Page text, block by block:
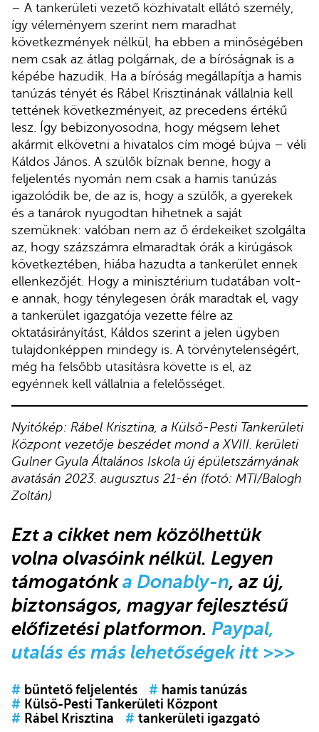
– A tankerületi vezető közhivatalt ellátó személy,
így véleményem szerint nem maradhat
következmények nélkül, ha ebben a minőségében
nem csak az átlag polgárnak, de a bíróságnak is a
képébe hazudik. Ha a bíróság megállapítja a hamis
tanúzás tényét és Rábel Krisztinának vállalnia kell
tettének következményeit, az precedens értékű
lesz. Így bebizonyosodna, hogy mégsem lehet
akármit elkövetni a hivatalos cím mögé bújva – véli
Káldos János. A szülők bíznak benne, hogy a
feljelentés nyomán nem csak a hamis tanúzás
igazolódik be, de az is, hogy a szülők, a gyerekek
és a tanárok nyugodtan hihetnek a saját
szemüknek: valóban nem az ő érdekeiket szolgálta
az, hogy százszámra elmaradtak órák a kirúgások
következtében, hiába hazudta a tankerület ennek
ellenkezőjét. Hogy a minisztérium tudatában volt-
e annak, hogy ténylegesen órák maradtak el, vagy
a tankerület igazgatója vezette félre az
oktatásirányítást, Káldos szerint a jelen ügyben
tulajdonképpen mindegy is. A törvénytelenségért,
még ha felsőbb utasításra követte is el, az
egyénnek kell vállalnia a felelősséget.
Nyitókép: Rábel Krisztina, a Külső-Pesti Tankerületi
Központ vezetője beszédet mond a XVIII. kerületi
Gulner Gyula Általános Iskola új épületszárnyának
avatásán 2023. augusztus 21-én (fotó: MTI/Balogh
Zoltán)
Ezt a cikket nem közölhettük
volna olvasóink nélkül. Legyen
támogatónka Donably-n, az új,
biztonságos, magyar fejlesztésű
előfizetési platformon. Paypal,
utalás és más lehetőségek itt >>>
# büntető feljelentés # hamis tanúzás
# Külső-Pesti Tankerületi Központ
# Rábel Krisztina # tankerületi igazgató